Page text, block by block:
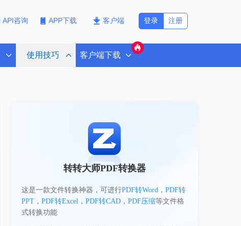
API咨询 APP下载 客户端 注册
登录
使用技巧 客户端下载
转转大师PDF转换器
这是一款文件转换神器，可进行PDF转Word， PDF转
PPT， PDF转Excel， PDF转CAD， PDF压缩等文件格
式转换功能